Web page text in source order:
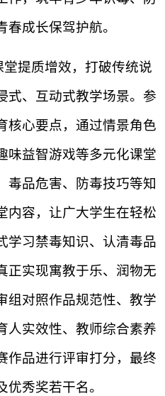
成长保驾护航。
提质增效，打破传统说
式、互动式教学场景。参
核心要点，通过情景角色
味益智游戏等多元化课堂
毒品危害、防毒技巧等知
内容，让广大学生在轻松
学习禁毒知识、认清毒品
正实现寓教于乐、润物无
组对照作品规范性、教学
人实效性、教师综合素养
作品进行评审打分，最终
秀奖若干名。